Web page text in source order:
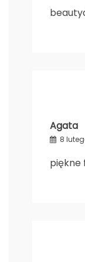
Agata
8
piękne